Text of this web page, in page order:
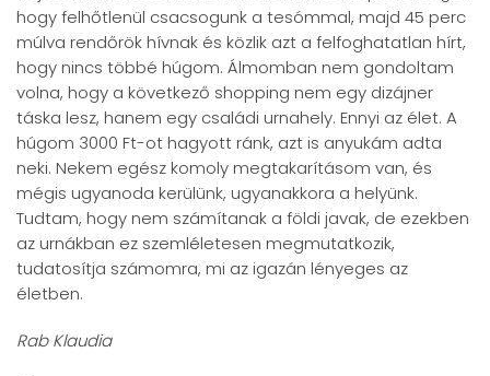
hogy felhőtlenül csacsogunk a tesómmal, majd 45 perc
múlva rendőrök hívnak és közlik azt a felfoghatatlan hírt,
hogy nincs többé húgom. Álmomban nem gondoltam
volna, hogy a következő shopping nem egy dizájner
táska lesz, hanem egy családi urnahely. Ennyi az élet. A
húgom 3000 Ft-ot hagyott ránk, azt is anyukám adta
neki. Nekem egész komoly megtakarításom van, és
mégis ugyanoda kerülünk, ugyanakkora a helyünk.
Tudtam, hogy nem számítanak a földi javak, de ezekben
az urnákban ez szemléletesen megmutatkozik,
tudatosítja számomra, mi az igazán lényeges az
életben.
Rab Klaudia